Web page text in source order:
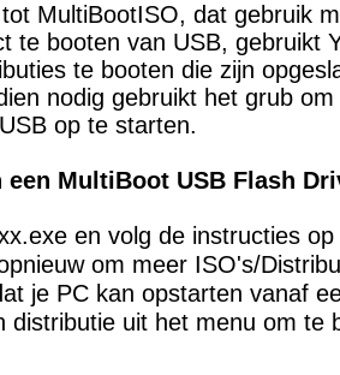
MultiBootISO, dat gebruik
te booten van USB, gebruikt
te booten die zijn
nodig gebruikt het grub
op te starten.
een MultiBoot USB Flash
en volg de instructies
om meer ISO's/
je PC kan opstarten vanaf
distributie uit het menu om te